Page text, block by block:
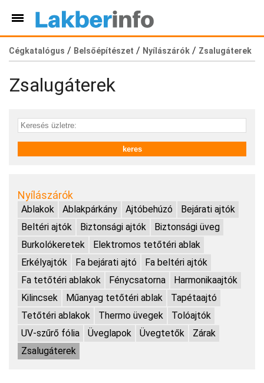
Cégkatalógus / Belsőépítészet / Nyílászárók / Zsalugáterek
Zsalugáterek
Nyílászárók
Ablakok Ablakpárkány Ajtóbehúzó
Bejárati ajtók
Beltéri ajtók
Biztonsági ajtók
Biztonsági üveg
Burkolókeretek
Elektromos tetőtéri ablak
Erkélyajtók
Fa bejárati ajtó
Fa beltéri ajtók
Fa tetőtéri ablakok
Fénycsatorna
Harmonikaajtók
Kilincsek
Műanyag tetőtéri ablak
Tapétaajtó
Tetőtéri ablakok
Thermo üvegek
Tolóajtók
UV-szűrő fólia
Üveglapok Üvegtetők
Zárak
Zsalugáterek